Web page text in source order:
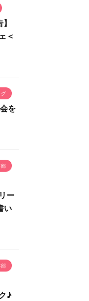
＜
グ
を
部
ー
い
部
♪